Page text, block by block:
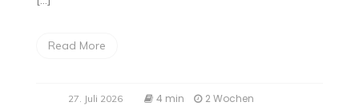
Read More
27. Juli 2026 4 min
2 Wochen